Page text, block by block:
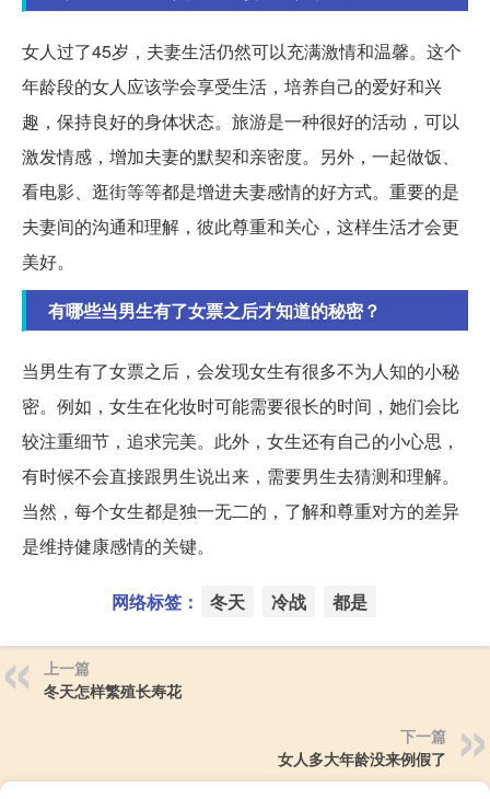
女人过了45岁，夫妻生活仍然可以充满激情和温馨。这个
年龄段的女人应该学会享受生活，培养自己的爱好和兴
趣，保持良好的身体状态。旅游是一种很好的活动，可以
激发情感，增加夫妻的默契和亲密度。另外，一起做饭、
看电影、逛街等等都是增进夫妻感情的好方式。重要的是
夫妻间的沟通和理解，彼此尊重和关心，这样生活才会更
美好。
有哪些当男生有了女票之后才知道的秘密？
当男生有了女票之后，会发现女生有很多不为人知的小秘
密。例如，女生在化妆时可能需要很长的时间，她们会比
较注重细节，追求完美。此外，女生还有自己的小心思，
有时候不会直接跟男生说出来，需要男生去猜测和理解。
当然，每个女生都是独一无二的，了解和尊重对方的差异
是维持健康感情的关键。
网络标签： 冬天 冷战 都是
上一篇
冬天怎样繁殖长寿花
下一篇
女人多大年龄没来例假了